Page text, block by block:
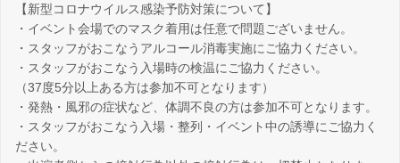
【新型コロナウイルス感染予防対策について】
・イベント会場でのマスク着用は任意で問題ございません。
・スタッフがおこなうアルコール消毒実施にご協力ください。
・スタッフがおこなう入場時の検温にご協力ください。
（37度5分以上ある方は参加不可となります）
・発熱・風邪の症状など、体調不良の方は参加不可となります。
・スタッフがおこなう入場・整列・イベント中の誘導にご協力く
ださい。